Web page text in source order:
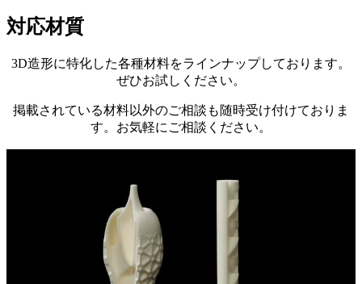
対応材質
3D造形に特化した各種材料をラインナップしております。
ぜひお試しください。
掲載されている材料以外のご相談も随時受け付けておりま
す。お気軽にご相談ください。